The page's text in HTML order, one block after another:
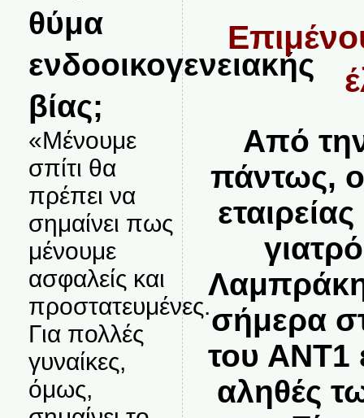
θύμα
ενδοοικογενειακής
βίας;
«Μένουμε
σπίτι θα
πρέπει να
σημαίνει πως
μένουμε
ασφαλείς και
προστατευμένες.
Για πολλές
γυναίκες,
όμως,
Από
πάντως,
σήμερα
του ΑΝΤ1
αληθές